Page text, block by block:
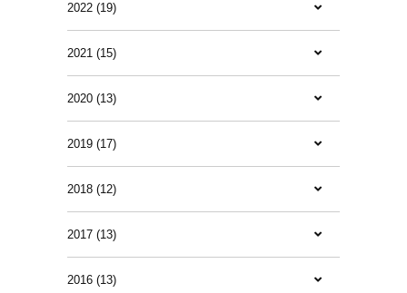
2022 (19)
2021 (15)
2020 (13)
2019 (17)
2018 (12)
2017 (13)
2016 (13)